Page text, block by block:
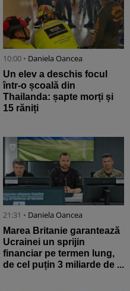
10:00 • Daniela Oancea
Un elev a deschis focul
într-o școală din
Thailanda: șapte morți și
15 răniți
21:31 • Daniela Oancea
Marea Britanie garantează
Ucrainei un sprijin
financiar pe termen lung,
de cel puțin 3 miliarde de ...